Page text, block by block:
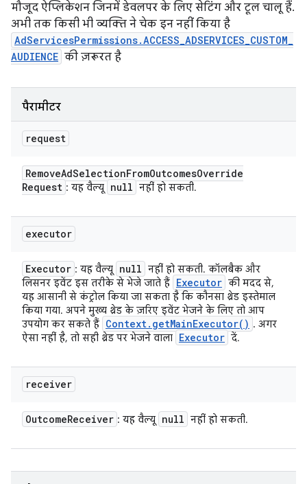
मौजूद ऐप्लिकेशन जिनमें डेवलपर के लिए सेटिंग और टूल चालू हैं.
अभी तक किसी भी व्यक्ति ने चेक इन नहीं किया है
AdServicesPermissions.ACCESS_ADSERVICES_CUSTOM_
AUDIENCE की ज़रूरत है
पैरामीटर
request
RemoveAdSelectionFromOutcomesOverride
Request : यह वैल्यू null नहीं हो सकती.
executor
Executor : यह वैल्यू null नहीं हो सकती. कॉलबैक और
लिसनर इवेंट इस तरीके से भेजे जाते हैं Executor की मदद से,
यह आसानी से कंट्रोल किया जा सकता है कि कौनसा थ्रेड इस्तेमाल
किया गया. अपने मुख्य थ्रेड के ज़रिए इवेंट भेजने के लिए तो आप
उपयोग कर सकते हैं Context. getMainExecutor( ) . अगर
ऐसा नहीं है, तो सही थ्रेड पर भेजने वाला Executor दें.
receiver
OutcomeReceiver : यह वैल्यू null नहीं हो सकती.